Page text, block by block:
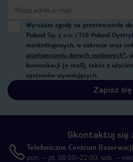
Wyrażam zgodę na przetwarzanie
Poland Sp. z o.o. i TUI Poland
marketingowych, w zakresie oraz
przetwarzaniu danych osobowych”,
komunikacji (e-mail), także z
systemów wywołujących.
Zapisz się
Skontaktuj się
Telefoniczne Centrum Rezerwacji
pon. – pt. 08:00–22:00, sob. –